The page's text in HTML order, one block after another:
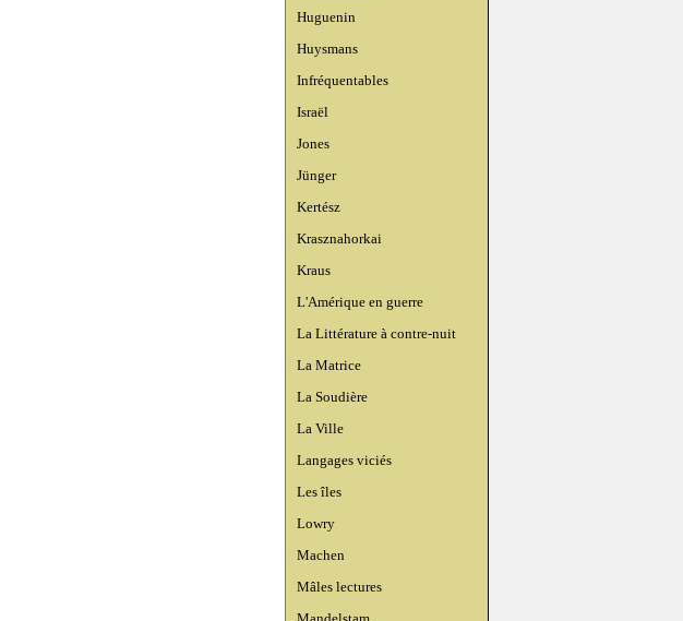
Huguenin
Huysmans
Infréquentables
Israël
Jones
Jünger
Kertész
Krasznahorkai
Kraus
L'Amérique en guerre
La Littérature à contre-nuit
La Matrice
La Soudière
La Ville
Langages viciés
Les îles
Lowry
Machen
Mâles lectures